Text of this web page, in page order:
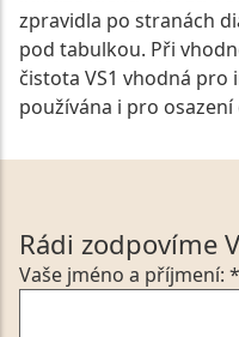
zpravidla po stranách
pod tabulkou. Při
čistota VS1 vhodná pro
používána i pro
Rádi zodpovíme
Vaše jméno a příjmení: *